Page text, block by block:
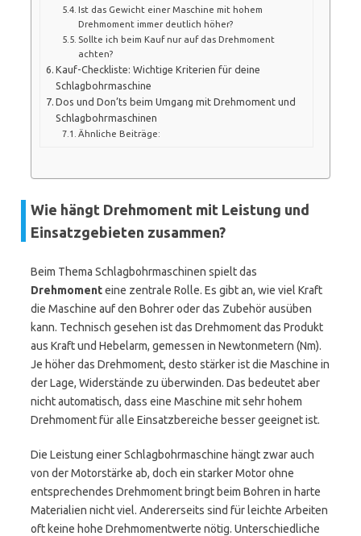
Ist das Gewicht einer Maschine mit hohem
Drehmoment immer deutlich höher?
Sollte ich beim Kauf nur auf das Drehmoment
achten?
Kauf-Checkliste: Wichtige Kriterien für deine
Schlagbohrmaschine
Dos und Don’ts beim Umgang mit Drehmoment und
Schlagbohrmaschinen
Ähnliche Beiträge:
Wie hängt Drehmoment mit Leistung und
Einsatzgebieten zusammen?
Beim Thema Schlagbohrmaschinen spielt das
Drehmomenteine zentrale Rolle. Es gibt an, wie viel Kraft
die Maschine auf den Bohrer oder das Zubehör ausüben
kann. Technisch gesehen ist das Drehmoment das Produkt
aus Kraft und Hebelarm, gemessen in Newtonmetern (Nm).
Je höher das Drehmoment, desto stärker ist die Maschine in
der Lage, Widerstände zu überwinden. Das bedeutet aber
nicht automatisch, dass eine Maschine mit sehr hohem
Drehmoment für alle Einsatzbereiche besser geeignet ist.
Die Leistung einer Schlagbohrmaschine hängt zwar auch
von der Motorstärke ab, doch ein starker Motor ohne
entsprechendes Drehmoment bringt beim Bohren in harte
Materialien nicht viel. Andererseits sind für leichte Arbeiten
oft keine hohe Drehmomentwerte nötig. Unterschiedliche